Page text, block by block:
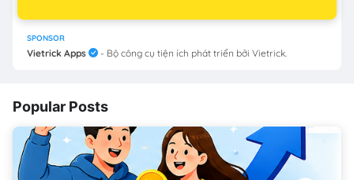
SPONSOR
Vietrick Apps - Bộ công cụ tiện ích phát triển bởi Vietrick.
Popular Posts